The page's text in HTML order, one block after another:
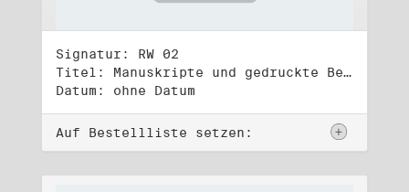
Signatur: RW 02
Titel: Manuskripte und gedruckte Belege (2)
Datum: ohne Datum
Auf Bestellliste setzen: